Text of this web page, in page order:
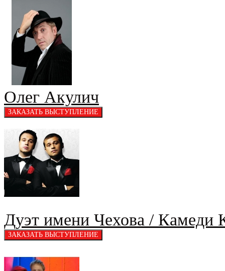
Олег Акулич
Дуэт имени Чехова / Камеди